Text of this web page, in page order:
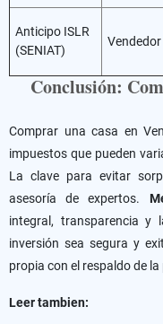
Anticipo ISLR
(SENIAT)
Vendedor
Conclusión:
Comprar una casa en
impuestos que pueden
La clave para evitar
asesoría de expertos.
integral, transparencia y
inversión sea segura y
propia con el respaldo de
Leer tambien: